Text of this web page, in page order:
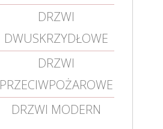
DRZWI
DWUSKRZYDŁOWE
DRZWI
PRZECIWPOŻAROWE
DRZWI MODERN